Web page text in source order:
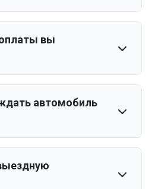
вы
автомобиль